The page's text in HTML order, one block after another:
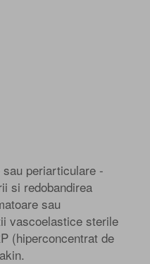
periarticulare -
si redobandirea
sau
vascoelastice sterile
(hiperconcentrat de